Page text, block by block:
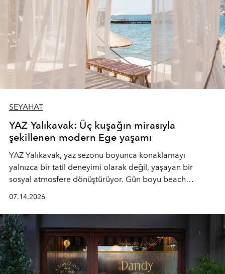
SEYAHAT
YAZ Yalıkavak: Üç kuşağın mirasıyla
şekillenen modern Ege yaşamı
YAZ Yalıkavak, yaz sezonu boyunca konaklamayı
yalnızca bir tatil deneyimi olarak değil, yaşayan bir
sosyal atmosfere dönüştürüyor. Gün boyu beach
mutfağını modern dokunuşlarla müzikle buluşturan
tematik gastronomi geceleri misafirlerle buluşuyor.
Paylaşıma, lezzete ve müziğe odaklanan bu özel
akşamlar, YAZ’ın sade lüks anlayışını gün batımından
geceye taşıyarak her hafta farklı bir deneyim sunuyor.
07.14.2026